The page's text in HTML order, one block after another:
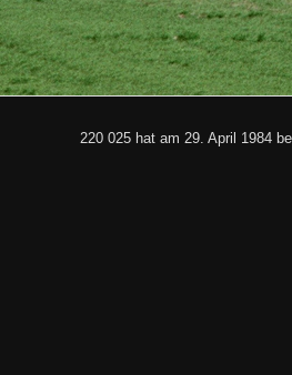
220 025 hat am 29. April 1984